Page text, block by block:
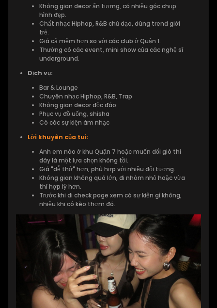
Không gian decor ấn tượng, có nhiều góc chụp
hình đẹp.
Chất nhạc Hiphop, R&B chủ đạo, đúng trend giới
trẻ.
Giá cả mềm hơn so với các club ở Quận 1.
Thường có các event, mini show của các nghệ sĩ
underground.
Dịch vụ:
Bar & Lounge
Chuyên nhạc Hiphop, R&B, Trap
Không gian decor độc đáo
Phục vụ đồ uống, shisha
Có các sự kiện âm nhạc
Lời khuyên của tui:
Anh em nào ở khu Quận 7 hoặc muốn đổi gió thì
đây là một lựa chọn không tồi.
Giá "dễ thở" hơn, phù hợp với nhiều đối tượng.
Không gian không quá lớn, đi nhóm nhỏ hoặc vừa
thì hợp lý hơn.
Trước khi đi check page xem có sự kiện gì không,
nhiều khi có kèo thơm đó.